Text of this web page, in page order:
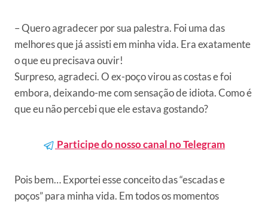
– Quero agradecer por sua palestra. Foi uma das
melhores que já assisti em minha vida. Era exatamente
o que eu precisava ouvir!
Surpreso, agradeci. O ex-poço virou as costas e foi
embora, deixando-me com sensação de idiota. Como é
que eu não percebi que ele estava gostando?
Participe do nosso canal no Telegram
Pois bem… Exportei esse conceito das “escadas e
poços” para minha vida. Em todos os momentos